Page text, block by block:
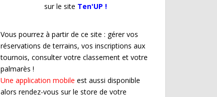
sur le site Ten'UP !
Vous pourrez à partir de ce site : gérer vos
réservations de terrains, vos inscriptions aux
tournois, consulter votre classement et votre
palmarès !
Une application mobile est aussi disponible
alors rendez-vous sur le store de votre